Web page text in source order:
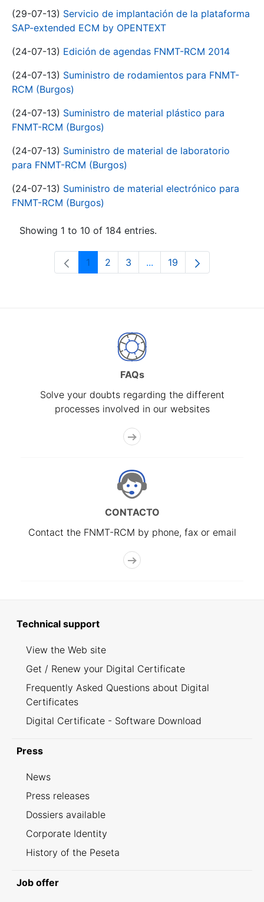
(29-07-13) Servicio de implantación de la plataforma
SAP-extended ECM by OPENTEXT
(24-07-13) Edición de agendas FNMT-RCM 2014
(24-07-13) Suministro de rodamientos para FNMT-
RCM (Burgos)
(24-07-13) Suministro de material plástico para
FNMT-RCM (Burgos)
(24-07-13) Suministro de material de laboratorio
para FNMT-RCM (Burgos)
(24-07-13) Suministro de material electrónico para
FNMT-RCM (Burgos)
Showing 1 to 10 of 184 entries.
Page
1 Page
2 Page
3 ...Intermediate Pages Use
Page
19
FAQs
Solve your doubts regarding the different
processes involved in our websites
CONTACTO
Contact the FNMT-RCM by phone, fax or email
Technical support
View the Web site
Get / Renew your Digital Certificate
Frequently Asked Questions about Digital
Certificates
Digital Certificate - Software Download
Press
News
Press releases
Dossiers available
Corporate Identity
History of the Peseta
Job offer